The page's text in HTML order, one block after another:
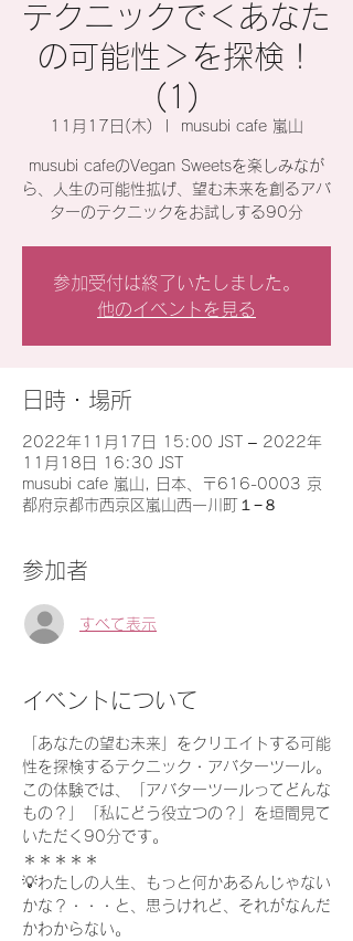
テクニックで＜あなた
の可能性＞を探検！
(1)
11月17日(木) musubi cafe 嵐山
musubi cafeのVegan Sweetsを楽しみなが
ら、人生の可能性拡げ、望む未来を創るアバ
ターのテクニックをお試しする90分
参加受付は終了いたしました。
他のイベントを見る
日時・場所
2022年11月17日 15:00 JST – 2022年
11月18日 16:30 JST
musubi cafe 嵐山, 日本、〒616-0003 京
都府京都市西京区嵐山西一川町１−８
参加者
すべて表示
イベントについて
「あなたの望む未来」をクリエイトする可能
性を探検するテクニック・アバターツール。
この体験では、「アバターツールってどんな
もの？」「私にどう役立つの？」を垣間見て
いただく90分です。
＊＊＊＊＊
💡わたしの人生、もっと何かあるんじゃない
かな？・・・と、思うけれど、それがなんだ
かわからない。